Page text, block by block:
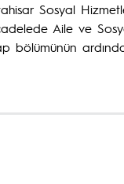
Sosyal
Aile ve
bölümünün